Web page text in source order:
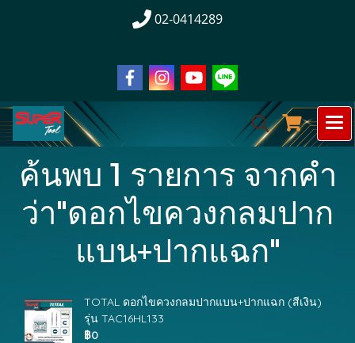
02-0414289
ค้นพบ 1 รายการ จากคำ
ว่า"ดอกไขควงกลมปาก
แบน+ปากแฉก"
TOTAL ดอกไขควงกลมปากแบน+ปากแฉก (สีเงิน)
รุ่น TAC16HL133
฿0